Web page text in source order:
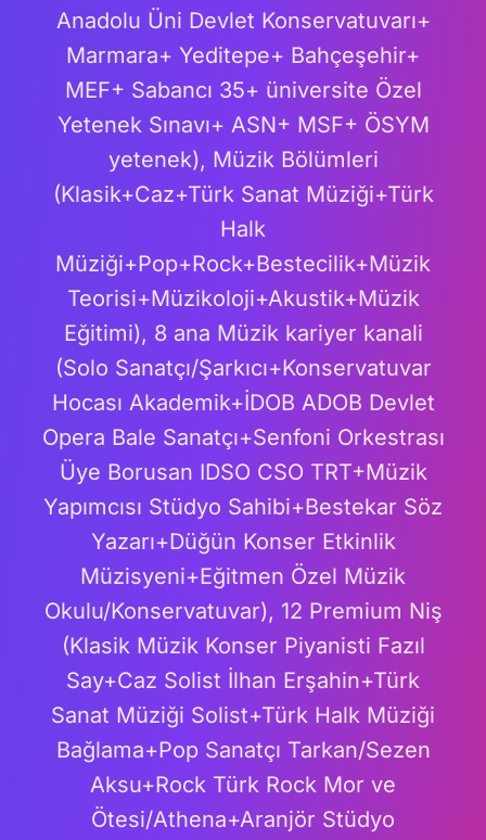
Anadolu Üni Devlet Konservatuvarı+
Marmara+ Yeditepe+ Bahçeşehir+
MEF+ Sabancı 35+ üniversite Özel
Yetenek Sınavı+ ASN+ MSF+ ÖSYM
yetenek), Müzik Bölümleri
(Klasik+Caz+Türk Sanat Müziği+Türk
Halk
Müziği+Pop+Rock+Bestecilik+Müzik
Teorisi+Müzikoloji+Akustik+Müzik
Eğitimi), 8 ana Müzik kariyer kanali
(Solo Sanatçı/Şarkıcı+Konservatuvar
Hocası Akademik+İDOB ADOB Devlet
Opera Bale Sanatçı+Senfoni Orkestrası
Üye Borusan IDSO CSO TRT+Müzik
Yapımcısı Stüdyo Sahibi+Bestekar Söz
Yazarı+Düğün Konser Etkinlik
Müzisyeni+Eğitmen Özel Müzik
Okulu/Konservatuvar), 12 Premium Niş
(Klasik Müzik Konser Piyanisti Fazıl
Say+Caz Solist İlhan Erşahin+Türk
Sanat Müziği Solist+Türk Halk Müziği
Bağlama+Pop Sanatçı Tarkan/Sezen
Aksu+Rock Türk Rock Mor ve
Ötesi/Athena+Aranjör Stüdyo